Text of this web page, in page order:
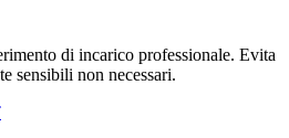
di incarico professionale. Evita
sensibili non necessari.